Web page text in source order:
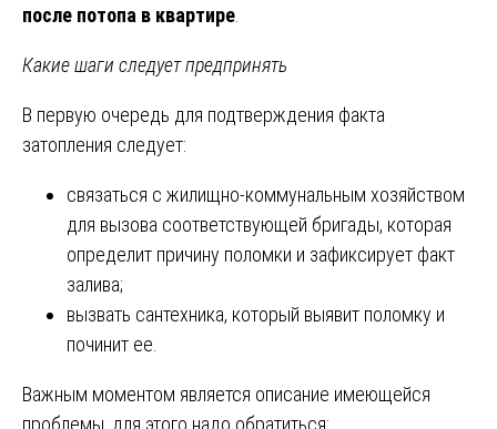
после потопа в квартире
Какие шаги следует предпринять
В первую очередь для подтверждения факта
затопления следует:
связаться с жилищно-коммунальным хозяйством
для вызова соответствующей бригады, которая
определит причину поломки и зафиксирует факт
залива;
вызвать сантехника, который выявит поломку и
починит ее.
Важным моментом является описание имеющейся
проблемы, для этого надо обратиться: